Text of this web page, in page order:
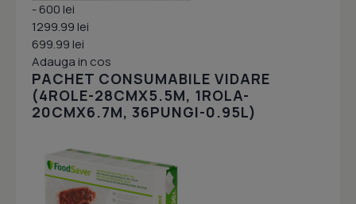
- 600 lei
1299.99 lei
699.99 lei
Adauga in cos
PACHET CONSUMABILE VIDARE
(4ROLE-28CMX5.5M, 1ROLA-
20CMX6.7M, 36PUNGI-0.95L)